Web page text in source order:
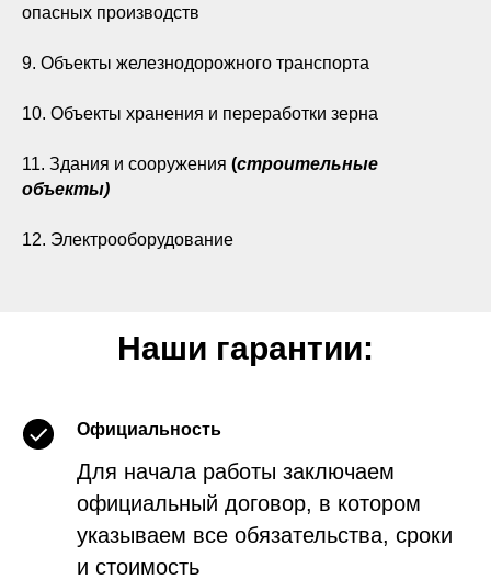
опасных производств
9. Объекты железнодорожного транспорта
10. Объекты хранения и переработки зерна
11. Здания и сооружения (строительные
объекты)
12. Электрооборудование
Наши гарантии:
Официальность
Для начала работы заключаем
официальный договор, в котором
указываем все обязательства, сроки
и стоимость